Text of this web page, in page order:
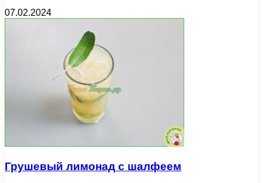
07.02.2024
Грушевый лимонад с шалфеем